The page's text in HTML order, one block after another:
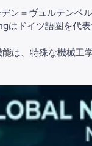
ン＝ヴュルテンベ
はドイツ語圏を代
は、特殊な機械工